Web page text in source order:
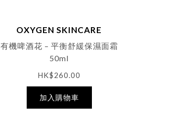
OXYGEN SKINCARE
有機啤酒花 – 平衡舒緩保濕面霜
50ml
HK$260.00
加入購物車